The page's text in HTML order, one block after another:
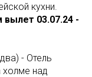
кухни.
вылет 03.07.24 -
- Отель
над